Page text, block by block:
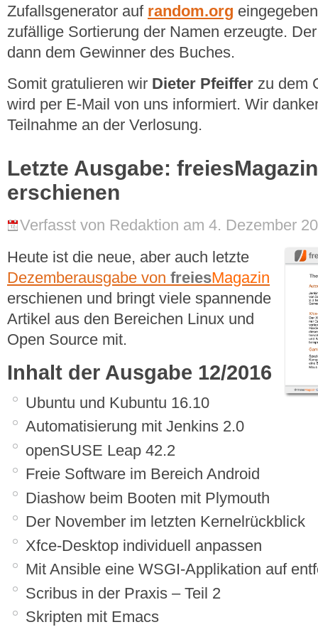
Zufallsgenerator auf random.org
zufällige Sortierung der Namen erzeugte.
dann dem Gewinner des Buches.
Somit gratulieren wir Dieter Pfeiffer zu dem
wird per E-Mail von uns informiert. Wir
Teilnahme an der Verlosung.
Letzte Ausgabe:
erschienen
Verfasst von Redaktion am 4. Dezember
Heute ist die neue, aber auch letzte
Dezemberausgabe von freiesMagazin
erschienen und bringt viele spannende
Artikel aus den Bereichen Linux und
Open Source mit.
Inhalt der Ausgabe 12/2016
Ubuntu und Kubuntu 16.10
Automatisierung mit Jenkins 2.0
openSUSE Leap 42.2
Freie Software im Bereich Android
Diashow beim Booten mit Plymouth
Der November im letzten Kernelrückblick
Xfce-Desktop individuell anpassen
Mit Ansible eine WSGI-Applikation auf
Scribus in der Praxis – Teil 2
Skripten mit Emacs